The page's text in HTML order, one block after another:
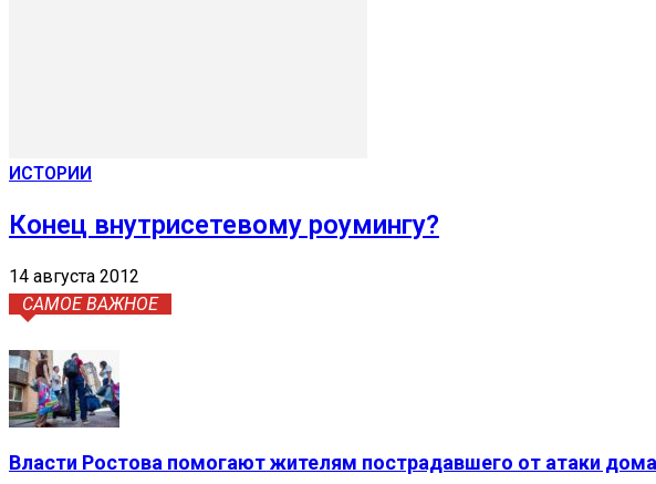
ИСТОРИИ
Конец внутрисетевому роумингу?
14 августа 2012
САМОЕ ВАЖНОЕ
Власти Ростова помогают жителям пострадавшего от атаки